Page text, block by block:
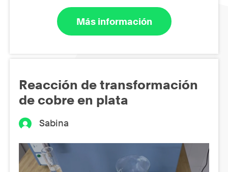
Más información
Reacción de transformación
de cobre en plata
Sabina